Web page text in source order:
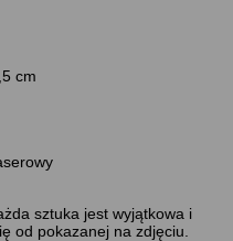
cm
sztuka jest wyjątkowa i
od pokazanej na zdjęciu.